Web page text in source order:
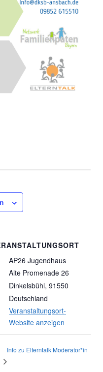
AP26 Jugendhaus
Alte Promenade 26
Dinkelsbühl, 91550
Deutschland
Veranstaltungsort-
Website anzeigen
Info zu Elterntalk Moderator*in